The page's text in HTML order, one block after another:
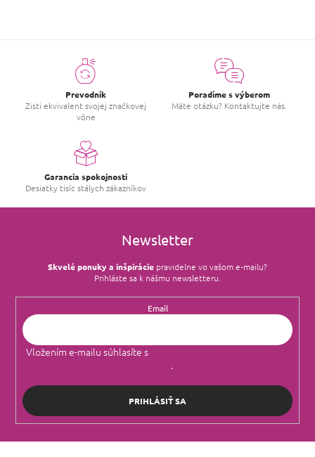
Prevodník
Zisti ekvivalent svojej značkovej
vône
Poradíme s výberom
Máte otázku? Kontaktujte nás.
Garancia spokojnosti
Desiatky tisíc stálych zákazníkov
Newsletter
Skvelé ponuky a inšpirácie pravidelne vo vašom e‑mailu?
Prihláste sa k nášmu newsletteru.
Email
Vložením e-mailu súhlasíte s
.
PRIHLÁSIŤ SA